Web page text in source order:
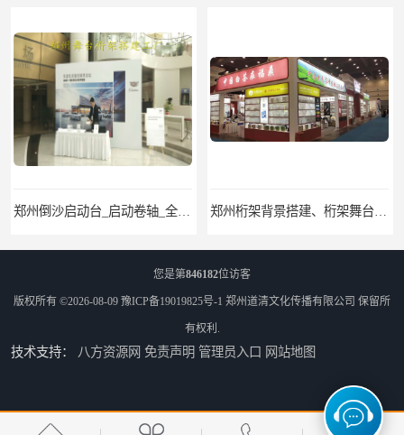
您是第846182位访客
版权所有 ©2026-08-09 豫ICP备19019825号-1 郑州道清文化传播有限公司 保留所
有权利.
技术支持： 八方资源网 免责声明 管理员入口 网站地图